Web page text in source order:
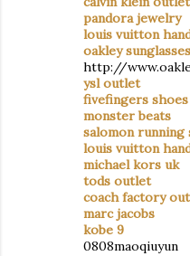
pandora jewelry
louis vuitton
oakley sunglasses
http://
ysl outlet
fivefingers shoes
monster beats
salomon running
louis vuitton
michael kors uk
tods outlet
coach factory
marc jacobs
kobe 9
0808maoqiuyun